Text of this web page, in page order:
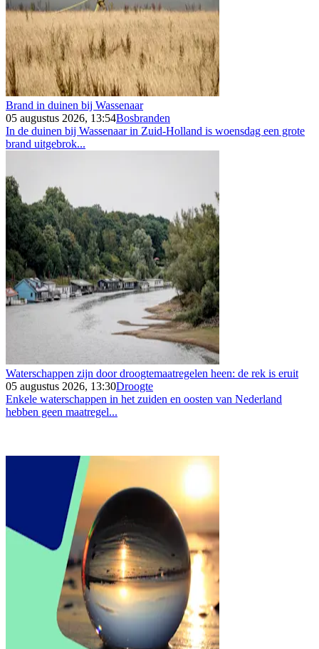
Brand in duinen bij Wassenaar
05 augustus 2026, 13:54Bosbranden
In de duinen bij Wassenaar in Zuid-Holland is woensdag een grote
brand uitgebrok...
Waterschappen zijn door droogtemaatregelen heen: de rek is eruit
05 augustus 2026, 13:30Droogte
Enkele waterschappen in het zuiden en oosten van Nederland
hebben geen maatregel...